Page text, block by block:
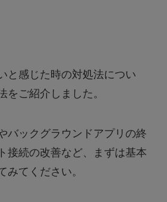
と感じた時の対処法につい
をご紹介しました。
バックグラウンドアプリの終
接続の改善など、まずは基本
みてください。